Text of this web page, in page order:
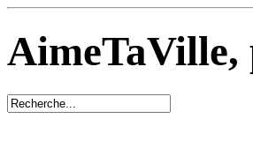
AimeTaVille,